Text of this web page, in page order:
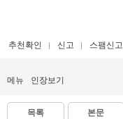
추천확인 신고 스팸신고
메뉴 인장보기
목록 본문